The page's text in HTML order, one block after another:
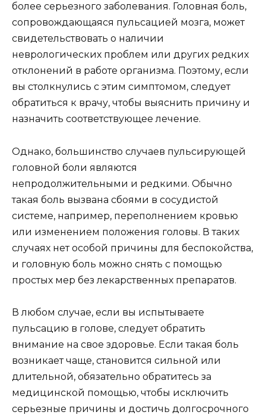
более серьезного заболевания. Головная боль,
сопровождающаяся пульсацией мозга, может
свидетельствовать о наличии
неврологических проблем или других редких
отклонений в работе организма. Поэтому, если
вы столкнулись с этим симптомом, следует
обратиться к врачу, чтобы выяснить причину и
назначить соответствующее лечение.
Однако, большинство случаев пульсирующей
головной боли являются
непродолжительными и редкими. Обычно
такая боль вызвана сбоями в сосудистой
системе, например, переполнением кровью
или изменением положения головы. В таких
случаях нет особой причины для беспокойства,
и головную боль можно снять с помощью
простых мер без лекарственных препаратов.
В любом случае, если вы испытываете
пульсацию в голове, следует обратить
внимание на свое здоровье. Если такая боль
возникает чаще, становится сильной или
длительной, обязательно обратитесь за
медицинской помощью, чтобы исключить
серьезные причины и достичь долгосрочного